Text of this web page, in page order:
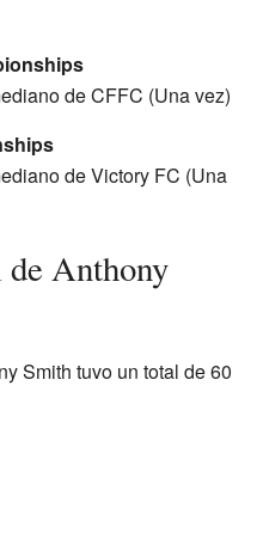
de CFFC (Una vez)
de Victory FC (Una
de Anthony
Smith tuvo un total de 60